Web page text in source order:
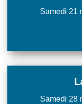
Samedi 21
Samedi 28